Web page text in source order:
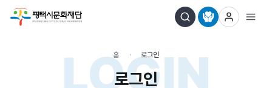
LOGIN
홈 로그인
로그인